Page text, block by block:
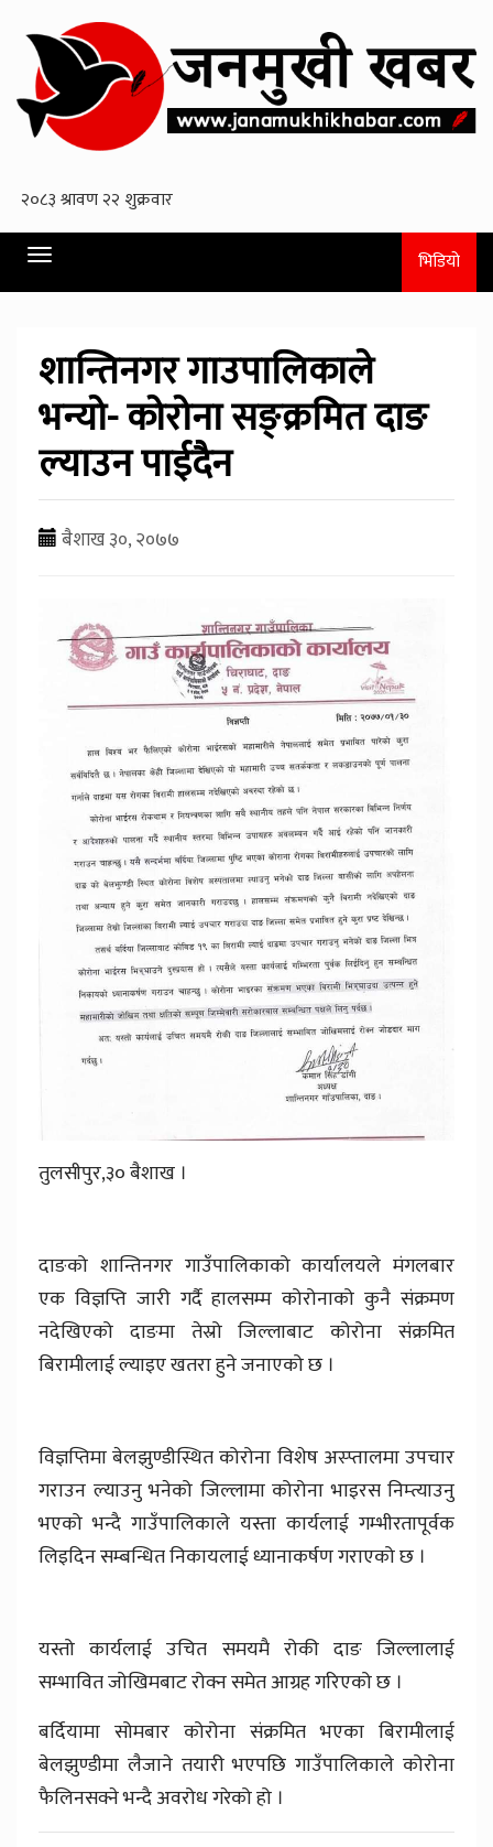
Toggle
navigation
भिडियो
शान्तिनगर गाउपालिकाले
भन्याे- काेराेना सङ्क्रमित दाङ
ल्याउन पाईदैन
बैशाख ३०, २०७७
तुलसीपुर,३० बैशाख ।
दाङको शान्तिनगर गाउँपालिकाको कार्यालयले मंगलबार
एक विज्ञप्ति जारी गर्दै हालसम्म कोरोनाको कुनै संक्रमण
नदेखिएको दाङमा तेस्रो जिल्लाबाट कोरोना संक्रमित
बिरामीलाई ल्याइए खतरा हुने जनाएको छ ।
विज्ञप्तिमा बेलझुण्डीस्थित कोरोना विशेष अस्प्तालमा उपचार
गराउन ल्याउनु भनेको जिल्लामा कोरोना भाइरस निम्त्याउनु
भएको भन्दै गाउँपालिकाले यस्ता कार्यलाई गम्भीरतापूर्वक
लिइदिन सम्बन्धित निकायलाई ध्यानाकर्षण गराएको छ ।
यस्तो कार्यलाई उचित समयमै रोकी दाङ जिल्लालाई
सम्भावित जोखिमबाट रोक्न समेत आग्रह गरिएको छ ।
बर्दियामा सोमबार कोरोना संक्रमित भएका बिरामीलाई
बेलझुण्डीमा लैजाने तयारी भएपछि गाउँपालिकाले कोरोना
फैलिनसक्ने भन्दै अवरोध गरेको हो ।